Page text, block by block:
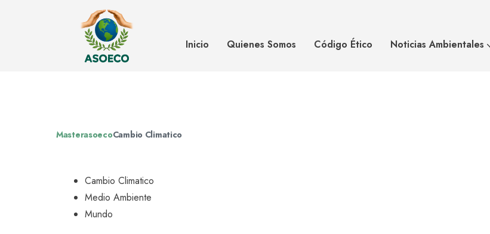
Inicio Quienes Somos Código Ético Noticias Ambientales
Así se derrite el hielo en el Ártico por el cambio
climático
MasterasoecoCambio Climatico
Cambio Climatico
Medio Ambiente
Mundo